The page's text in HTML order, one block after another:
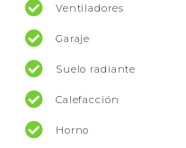
Ventiladores
Garaje
Suelo radiante
Calefacción
Horno